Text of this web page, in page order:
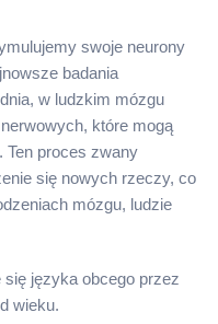
swoje neurony
badania
w ludzkim mózgu
które mogą
Ten proces zwany
się nowych rzeczy, co
mózgu, ludzie
języka obcego przez
wieku.